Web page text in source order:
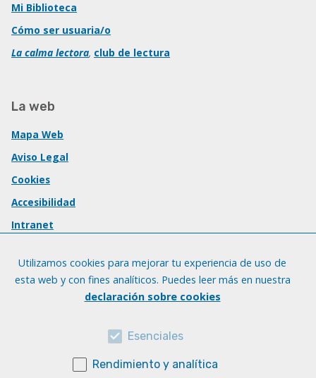
Mi Biblioteca
Cómo ser usuaria/o
La calma lectora, club de lectura
La web
Mapa Web
Aviso Legal
Cookies
Accesibilidad
Intranet
Utilizamos cookies para mejorar tu experiencia de uso de
esta web y con fines analíticos. Puedes leer más en nuestra
declaración sobre cookies
Esenciales
Rendimiento y analítica